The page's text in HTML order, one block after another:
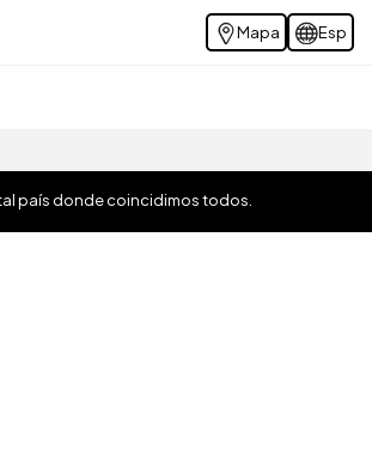
Mapa Esp
país donde coincidimos todos.